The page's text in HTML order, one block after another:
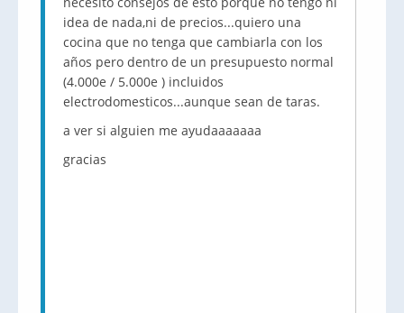
idea de nada,ni de precios...quiero una
cocina que no tenga que cambiarla con los
años pero dentro de un presupuesto normal
(4.000e / 5.000e ) incluidos
electrodomesticos...aunque sean de taras.
a ver si alguien me ayudaaaaaaa
gracias